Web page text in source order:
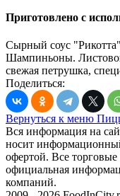
Приготовлено с
Сырный соус
Шампиньоны.
свежая петрушка,
Поделиться:
Вернуться к меню
Вся информация на
носит
офертой. Все
официальная
компаний.